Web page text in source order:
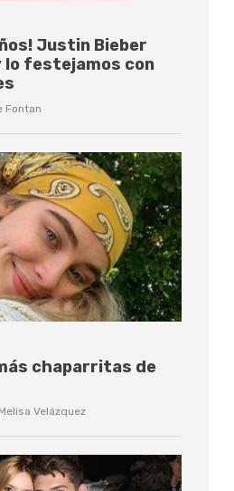
Justin Bieber
lo festejamos con
Fontan
chaparritas de
Melisa Velázquez